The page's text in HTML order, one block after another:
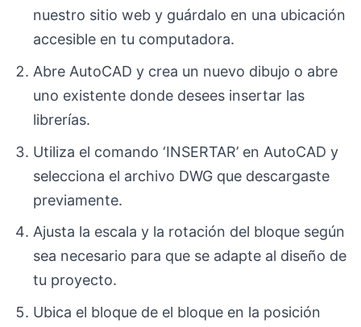
nuestro sitio web y guárdalo en una ubicación
accesible en tu computadora.
Abre AutoCAD y crea un nuevo dibujo o abre
uno existente donde desees insertar las
librerías.
Utiliza el comando ‘INSERTAR’ en AutoCAD y
selecciona el archivo DWG que descargaste
previamente.
Ajusta la escala y la rotación del bloque según
sea necesario para que se adapte al diseño de
tu proyecto.
Ubica el bloque de el bloque en la posición